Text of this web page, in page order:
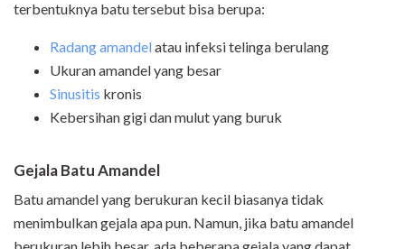
terbentuknya batu tersebut bisa berupa:
Radang amandelatau infeksi telinga berulang
Ukuran amandel yang besar
Sinusitis kronis
Kebersihan gigi dan mulut yang buruk
Gejala Batu Amandel
Batu amandel yang berukuran kecil biasanya tidak
menimbulkan gejala apa pun. Namun, jika batu amandel